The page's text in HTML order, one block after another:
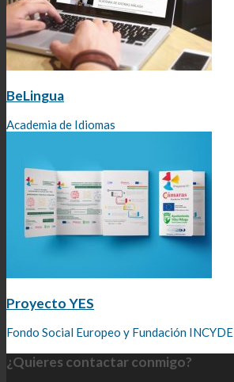
BeLingua
Academia de Idiomas
Proyecto YES
Fondo Social Europeo y Fundación INCYDE
¿Quieres contactar conmigo?